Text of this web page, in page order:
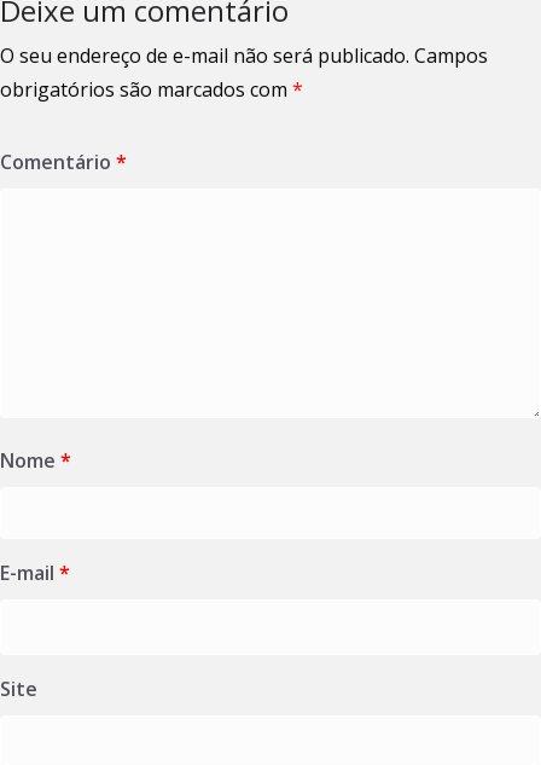
Deixe um comentário
O seu endereço de e-mail não será publicado. Campos
obrigatórios são marcados com *
Comentário *
Nome *
E-mail *
Site